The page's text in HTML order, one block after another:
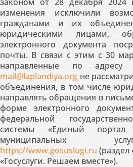
изменения исключили
гражданами и их
юридическими лицами,
электронного документа
почты. В связи с этим с 30
направленные по адресу
mail@laplandiya.org не
объединения, в том числе
направлять обращения в
форме электронного
федеральной
системы «Единый портал
муниципальных
https://www.gosuslugi.ru
«Госуслуги. Решаем вместе»).